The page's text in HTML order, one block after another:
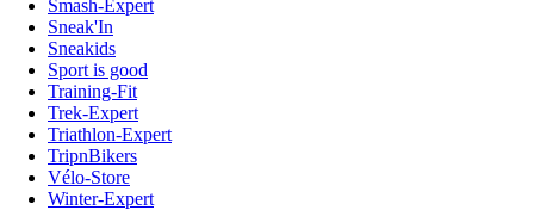
Smash-Expert
Sneak'In
Sneakids
Sport is good
Training-Fit
Trek-Expert
Triathlon-Expert
TripnBikers
Vélo-Store
Winter-Expert